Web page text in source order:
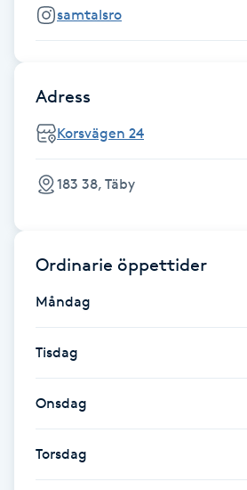
Herrklippning
HIFU
Hollywood Peel
Hot Stone Massage
Hot yoga
Hudföryngring
samtalsro
Adress
Korsvägen 24
183 38, Täby
Ordinarie öppettider
Måndag
Tisdag
Onsdag
Torsdag